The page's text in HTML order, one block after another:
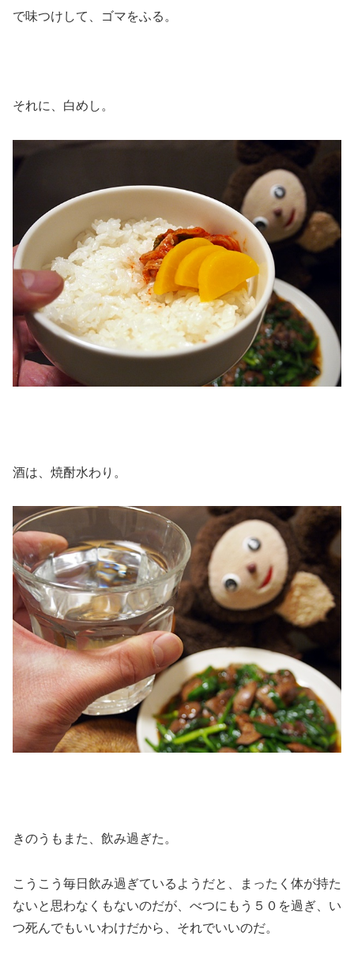
で味つけして、ゴマをふる。
それに、白めし。
酒は、焼酎水わり。
きのうもまた、飲み過ぎた。
こうこう毎日飲み過ぎているようだと、まったく体が持た
ないと思わなくもないのだが、べつにもう５０を過ぎ、い
つ死んでもいいわけだから、それでいいのだ。